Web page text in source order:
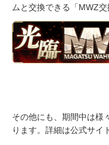
ムと交換できる「MWZ
その他にも、期間中は様
ります。詳細は公式サイ